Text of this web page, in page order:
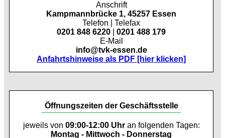
Anschrift
Kampmannbrücke 1, 45257 Essen
Telefon | Telefax
0201 848 6220
0201 488 179
E-Mail
info@tvk-essen.de
Anfahrtshinweise als PDF [hier klicken]
Öffnungszeiten der Geschäftsstelle
jeweils von 09:00-12:00 Uhran folgenden Tagen:
Montag - Mittwoch - Donnerstag